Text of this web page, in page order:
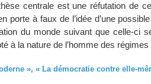
centrale est une réfutation de
porte à faux de l’idée d’une
du monde suivant que celle-ci
à la nature de l’homme des
», « La démocratie contre elle-